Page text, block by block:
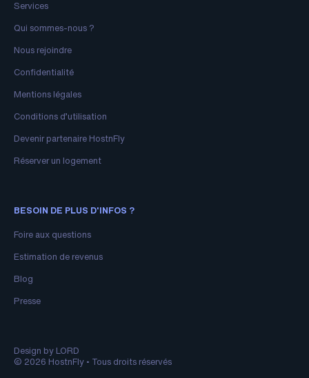
Services
Qui sommes-nous ?
Nous rejoindre
Confidentialité
Mentions légales
Conditions d’utilisation
Devenir partenaire HostnFly
Réserver un logement
BESOIN DE PLUS D'INFOS ?
Foire aux questions
Estimation de revenus
Blog
Presse
Design by LORD
© 2026 HostnFly • Tous droits réservés